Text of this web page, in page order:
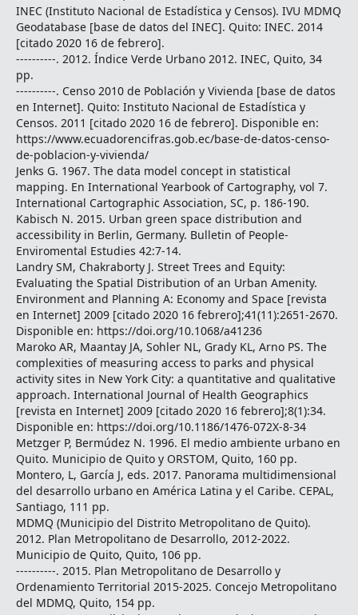
INEC (Instituto Nacional de Estadística y Censos). IVU MDMQ
Geodatabase [base de datos del INEC]. Quito: INEC. 2014
[citado 2020 16 de febrero].
----------. 2012. Índice Verde Urbano 2012. INEC, Quito, 34
pp.
----------. Censo 2010 de Población y Vivienda [base de datos
en Internet]. Quito: Instituto Nacional de Estadística y
Censos. 2011 [citado 2020 16 de febrero]. Disponible en:
https://www.ecuadorencifras.gob.ec/base-de-datos-censo-
de-poblacion-y-vivienda/
Jenks G. 1967. The data model concept in statistical
mapping. En International Yearbook of Cartography, vol 7.
International Cartographic Association, SC, p. 186-190.
Kabisch N. 2015. Urban green space distribution and
accessibility in Berlin, Germany. Bulletin of People-
Enviromental Estudies 42:7-14.
Landry SM, Chakraborty J. Street Trees and Equity:
Evaluating the Spatial Distribution of an Urban Amenity.
Environment and Planning A: Economy and Space [revista
en Internet] 2009 [citado 2020 16 febrero];41(11):2651-2670.
Disponible en: https://doi.org/10.1068/a41236
Maroko AR, Maantay JA, Sohler NL, Grady KL, Arno PS. The
complexities of measuring access to parks and physical
activity sites in New York City: a quantitative and qualitative
approach. International Journal of Health Geographics
[revista en Internet] 2009 [citado 2020 16 febrero];8(1):34.
Disponible en: https://doi.org/10.1186/1476-072X-8-34
Metzger P, Bermúdez N. 1996. El medio ambiente urbano en
Quito. Municipio de Quito y ORSTOM, Quito, 160 pp.
Montero, L, García J, eds. 2017. Panorama multidimensional
del desarrollo urbano en América Latina y el Caribe. CEPAL,
Santiago, 111 pp.
MDMQ (Municipio del Distrito Metropolitano de Quito).
2012. Plan Metropolitano de Desarrollo, 2012-2022.
Municipio de Quito, Quito, 106 pp.
----------. 2015. Plan Metropolitano de Desarrollo y
Ordenamiento Territorial 2015-2025. Concejo Metropolitano
del MDMQ, Quito, 154 pp.